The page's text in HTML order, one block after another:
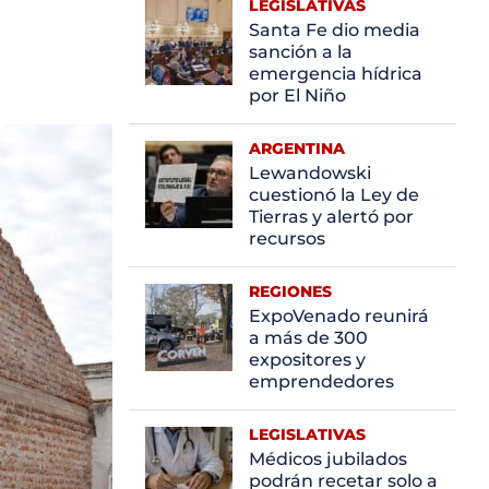
LEGISLATIVAS
Santa Fe dio media
sanción a la
emergencia hídrica
por El Niño
ARGENTINA
Lewandowski
cuestionó la Ley de
Tierras y alertó por
recursos
REGIONES
ExpoVenado reunirá
a más de 300
expositores y
emprendedores
LEGISLATIVAS
Médicos jubilados
podrán recetar solo a